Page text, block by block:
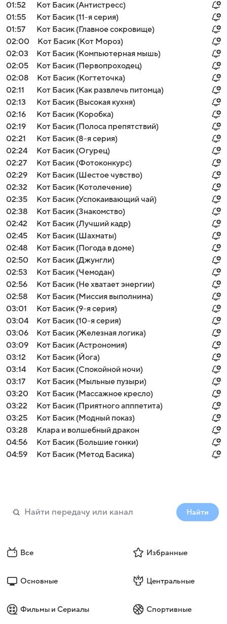
01:52
Кот Басик (Антистресс)
01:55
Кот Басик (11-я серия)
01:57
Кот Басик (Главное сокровище)
02:00
Кот Басик (Кот Мороз)
02:03
Кот Басик (Компьютерная мышь)
02:05
Кот Басик (Первопроходец)
02:08
Кот Басик (Когтеточка)
02:11
Кот Басик (Как развлечь питомца)
02:13
Кот Басик (Высокая кухня)
02:16
Кот Басик (Коробка)
02:19
Кот Басик (Полоса препятствий)
02:21
Кот Басик (8-я серия)
02:24
Кот Басик (Огурец)
02:27
Кот Басик (Фотоконкурс)
02:29
Кот Басик (Шестое чувство)
02:32
Кот Басик (Котолечение)
02:35
Кот Басик (Успокаивающий чай)
02:38
Кот Басик (Знакомство)
02:42
Кот Басик (Лучший кадр)
02:45
Кот Басик (Шахматы)
02:48
Кот Басик (Погода в доме)
02:50
Кот Басик (Джунгли)
02:53
Кот Басик (Чемодан)
02:56
Кот Басик (Не хватает энергии)
02:58
Кот Басик (Миссия выполнима)
03:01
Кот Басик (9-я серия)
03:04
Кот Басик (10-я серия)
03:06
Кот Басик (Железная логика)
03:09
Кот Басик (Астрономия)
03:12
Кот Басик (Йога)
03:14
Кот Басик (Спокойной ночи)
03:17
Кот Басик (Мыльные пузыри)
03:20
Кот Басик (Массажное кресло)
03:22
Кот Басик (Приятного апппетита)
03:25
Кот Басик (Модный показ)
03:28
Клара и волшебный дракон
04:56
Кот Басик (Большие гонки)
04:59
Кот Басик (Метод Басика)
Найти
Все Избранные
Основные Центральные
Фильмы и Сериалы Спортивные